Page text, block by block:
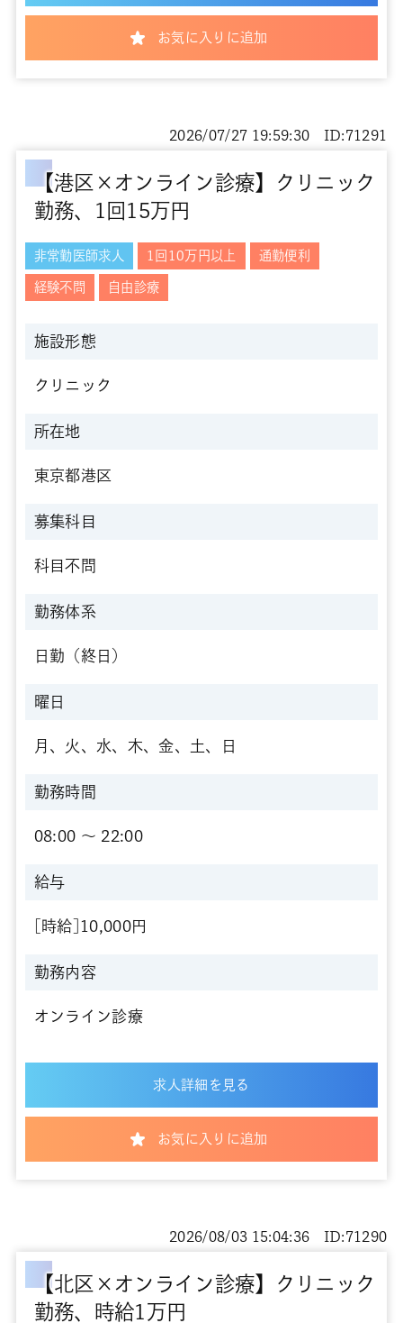
お気に入りに追加
【港区×オンライン診療】クリニック
勤務、1回15万円
2026/07/27 19:59:30 ID:71291
非常勤医師求人 1回10万円以上 通勤便利
経験不問 自由診療
施設形態
クリニック
所在地
東京都港区
募集科目
科目不問
勤務体系
日勤（終日）
曜日
月、火、水、木、金、土、日
勤務時間
08:00 〜 22:00
給与
[時給]10,000円
勤務内容
オンライン診療
求人詳細を見る
お気に入りに追加
【北区×オンライン診療】クリニック
勤務、時給1万円
2026/08/03 15:04:36 ID:71290